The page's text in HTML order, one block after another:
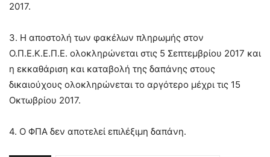
2017.
3. Η αποστολή των φακέλων πληρωµής στον
Ο.Π.Ε.Κ.Ε.Π.Ε. ολοκληρώνεται στις 5 Σεπτεµβρίου 2017 και
η εκκαθάριση και καταβολή της δαπάνης στους
δικαιούχους ολοκληρώνεται το αργότερο µέχρι τις 15
Οκτωβρίου 2017.
4. Ο ΦΠΑ δεν αποτελεί επιλέξιµη δαπάνη.